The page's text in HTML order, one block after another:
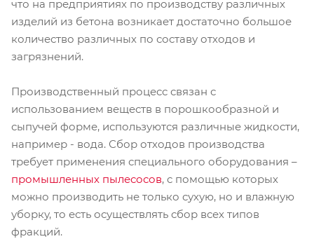
что на предприятиях по производству различных
изделий из бетона возникает достаточно большое
количество различных по составу отходов и
загрязнений.
Производственный процесс связан с
использованием веществ в порошкообразной и
сыпучей форме, используются различные жидкости,
например - вода. Сбор отходов производства
требует применения специального оборудования –
промышленных пылесосов, с помощью которых
можно производить не только сухую, но и влажную
уборку, то есть осуществлять сбор всех типов
фракций.